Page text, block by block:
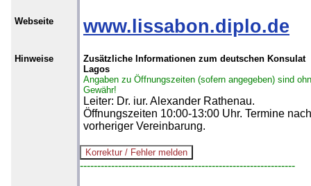
Webseite www.lissabon.diplo.de
Hinweise
Zusätzliche Informationen zum deutschen Konsulat
Lagos
Angaben zu Öffnungszeiten (sofern angegeben) sind
Gewähr!
Leiter: Dr. iur. Alexander Rathenau.
Öffnungszeiten 10:00-13:00 Uhr. Termine nach
vorheriger Vereinbarung.
--------------------------------------------------------------